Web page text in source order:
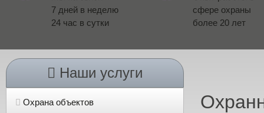
7 дней в неделю
24 час в сутки
сфере охраны
более 20 лет
Наши услуги
Охрана объектов